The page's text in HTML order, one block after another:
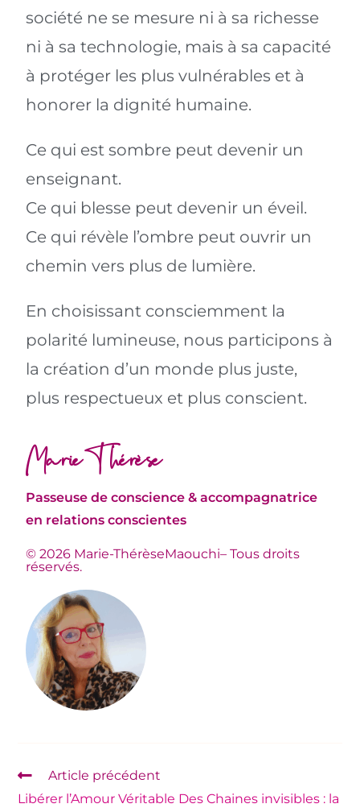
société ne se mesure ni à sa richesse
ni à sa technologie, mais à sa capacité
à protéger les plus vulnérables et à
honorer la dignité humaine.
Ce qui est sombre peut devenir un
enseignant.
Ce qui blesse peut devenir un éveil.
Ce qui révèle l’ombre peut ouvrir un
chemin vers plus de lumière.
En choisissant consciemment la
polarité lumineuse, nous participons à
la création d’un monde plus juste,
plus respectueux et plus conscient.
Marie-Thérèse
Passeuse de conscience & accompagnatrice
en relations conscientes
© 2026 Marie-ThérèseMaouchi– Tous droits
réservés.
Article précédent
Libérer l’Amour Véritable Des Chaines invisibles : la